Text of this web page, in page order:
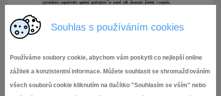
Souhlas s používáním cookies
Používáme soubory cookie, abychom vám poskytli co nejlepší online
zážitek a konzistentní informace. Můžete souhlasit se shromažďováním
všech souborů cookie kliknutím na tlačítko "Souhlasím se vším" nebo